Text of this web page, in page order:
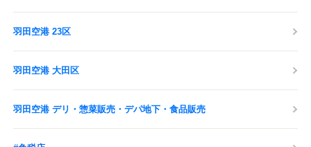
羽田空港 23区
羽田空港 大田区
羽田空港 デリ・惣菜販売・デパ地下・食品販売